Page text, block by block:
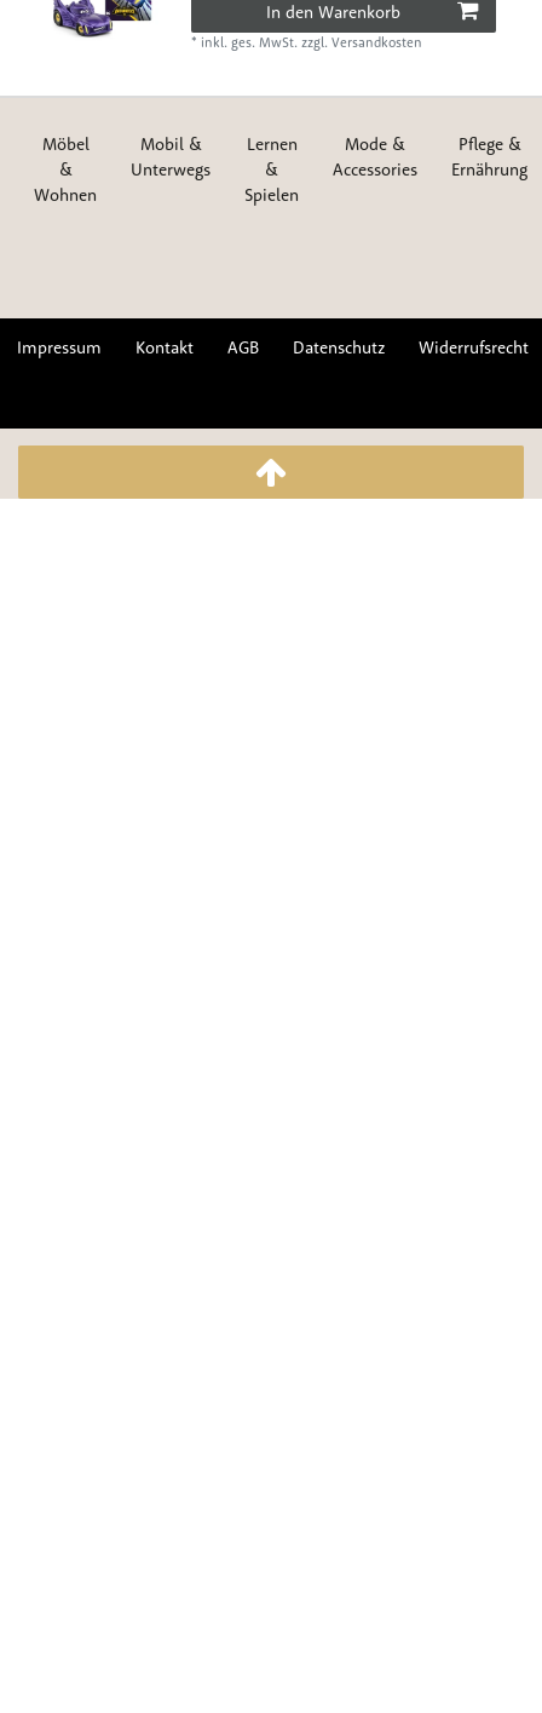
In den Warenkorb
* inkl. ges. MwSt. zzgl.Versandkosten
Möbel
&
Wohnen
Mobil &
Unterwegs
Lernen
&
Spielen
Mode &
Accessories
Pflege &
Ernährung
Impressum Kontakt AGB Datenschutz Widerrufsrecht